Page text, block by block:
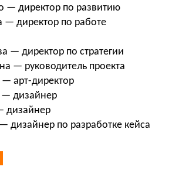
— директор по развитию
— директор по работе
— директор по стратегии
— руководитель проекта
— арт-директор
дизайнер
дизайнер
дизайнер по разработке кейса